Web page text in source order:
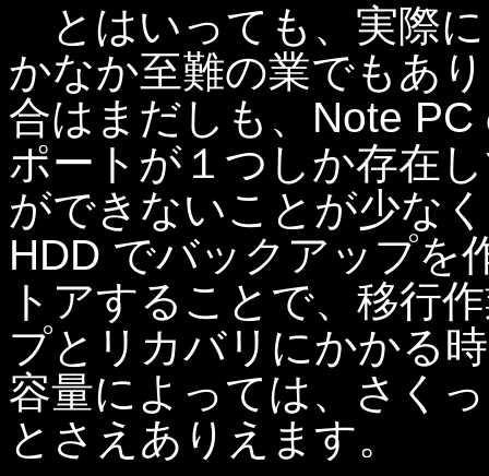
とはいっても、実際
かなか至難の業でもあ
合はまだしも、Note
ポートが１つしか存在
ができないことが少な
HDD でバックアップを
トアすることで、移行
プとリカバリにかかる
容量によっては、さく
とさえありえます。